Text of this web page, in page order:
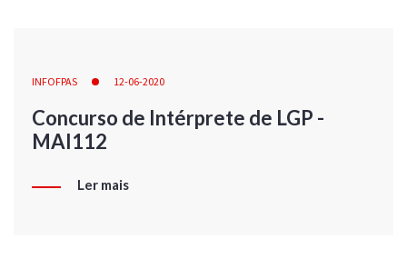
INFOFPAS 12-06-2020
Concurso de Intérprete de LGP -
MAI112
Ler mais